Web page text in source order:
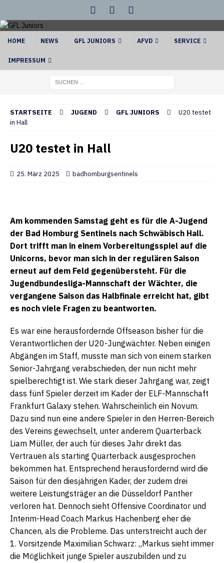
HOME NEWS GFL JUNIORS AFVD SERVICE
IMPRESSUM
STARTSEITE JUGEND GFL JUNIORS
U20 testet
in Hall
U20 testet in Hall
25. März 2025 badhomburgsentinels
Am kommenden Samstag geht es für die A-Jugend
der Bad Homburg Sentinels nach Schwäbisch Hall.
Dort trifft man in einem Vorbereitungsspiel auf die
Unicorns, bevor man sich in der regulären Saison
erneut auf dem Feld gegenübersteht. Für die
Jugendbundesliga-Mannschaft der Wächter, die
vergangene Saison das Halbfinale erreicht hat, gibt
es noch viele Fragen zu beantworten.
Es war eine herausfordernde Offseason bisher für die
Verantwortlichen der U20-Jungwächter. Neben einigen
Abgängen im Staff, musste man sich von einem starken
Senior-Jahrgang verabschieden, der nun nicht mehr
spielberechtigt ist. Wie stark dieser Jahrgang war, zeigt
dass fünf Spieler derzeit im Kader der ELF-Mannschaft
Frankfurt Galaxy stehen. Wahrscheinlich ein Novum.
Dazu sind nun eine andere Spieler in den Herren-Bereich
des Vereins gewechselt, unter anderem Quarterback
Liam Müller, der auch für dieses Jahr direkt das
Vertrauen als starting Quarterback ausgesprochen
bekommen hat. Entsprechend herausfordernd wird die
Saison für den diesjährigen Kader, der zudem drei
weitere Leistungsträger an die Düsseldorf Panther
verloren hat. Dennoch sieht Offensive Coordinator und
Interim-Head Coach Markus Hachenberg eher die
Chancen, als die Probleme. Das unterstreicht auch der
1. Vorsitzende Maximilian Schwarz: „Markus sieht immer
die Möglichkeit junge Spieler auszubilden und zu